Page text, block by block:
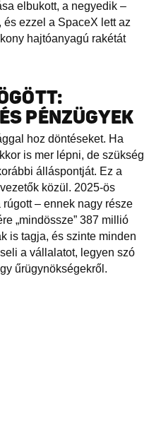
elbukott, a negyedik –
ezzel a SpaceX lett az
hajtóanyagú rakétát
PÉNZÜGYEK
hoz döntéseket. Ha
is mer lépni, de szükség
álláspontját. Ez a
közül. 2025-ös
– ennek nagy része
„mindössze” 387 millió
is tagja, és szinte minden
a vállalatot, legyen szó
űrügynökségekről.